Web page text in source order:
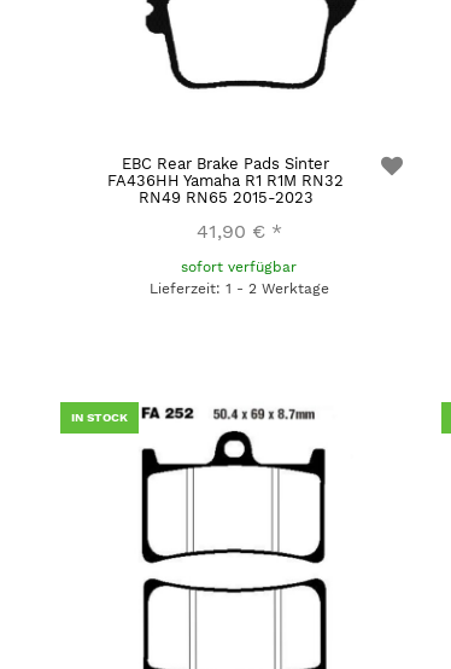
EBC Rear Brake Pads Sinter
FA436HH Yamaha R1 R1M RN32
RN49 RN65 2015-2023
41,90 € *
sofort verfügbar
Lieferzeit: 1 - 2 Werktage
IN STOCK